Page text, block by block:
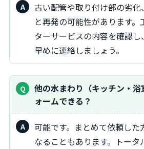
古い配管や取り付け部の劣化、施工ミスがある
と再発の可能性があります
ターサービスの内容を確認
早めに連絡しましょう。
他の水まわり（キッチン・浴室）も同時にリフ
ォームできる？
可能です。まとめて依頼した方がコストダウンに
なることもあります。トータ